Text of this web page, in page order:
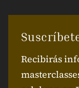
Recibirás